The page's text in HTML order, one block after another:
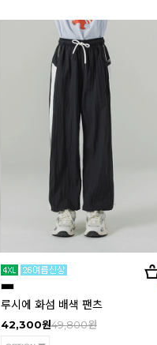
루시에 화섬 배색 팬츠
42,300원49,800원